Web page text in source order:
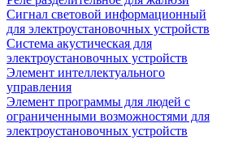
Сигнал световой информационный
для электроустановочных устройств
Система акустическая для
электроустановочных устройств
Элемент интеллектуального
управления
Элемент программы для людей с
ограниченными возможностями для
электроустановочных устройств